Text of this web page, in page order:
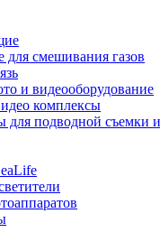
для смешивания газов
и видеооборудование
комплексы
для подводной съемки